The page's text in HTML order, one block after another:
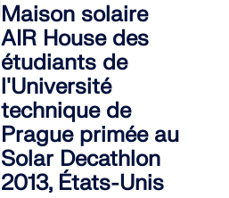
Maison solaire
AIR House des
étudiants de
l'Université
technique de
Prague primée au
Solar Decathlon
2013, États-Unis